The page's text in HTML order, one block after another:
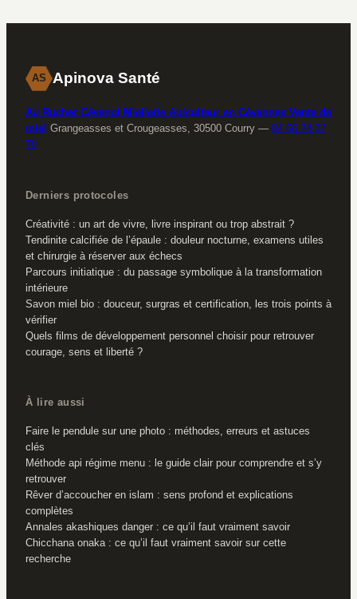
levain
AS Apinova Santé
Au Rucher Cévenol Miellerie Apiculteur en Cévennes Vente de
miel Grangeasses et Crougeasses, 30500 Courry — 04 66 24 37
70
Derniers protocoles
Créativité : un art de vivre, livre inspirant ou trop abstrait ?
Tendinite calcifiée de l’épaule : douleur nocturne, examens utiles
et chirurgie à réserver aux échecs
Parcours initiatique : du passage symbolique à la transformation
intérieure
Savon miel bio : douceur, surgras et certification, les trois points à
vérifier
Quels films de développement personnel choisir pour retrouver
courage, sens et liberté ?
À lire aussi
Faire le pendule sur une photo : méthodes, erreurs et astuces
clés
Méthode api régime menu : le guide clair pour comprendre et s’y
retrouver
Rêver d’accoucher en islam : sens profond et explications
complètes
Annales akashiques danger : ce qu’il faut vraiment savoir
Chicchana onaka : ce qu’il faut vraiment savoir sur cette
recherche